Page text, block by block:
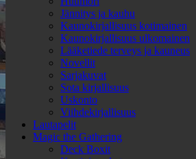
Jännitys ja kauhu
Kaunokirjallisuus kotimainen
Kaunokirjallisuus ulkomainen
Lääketiede terveys ja kauneus
Novellit
Sarjakuvat
Sota kirjallisuus
Uskonto
Viihdekirjallisuus
Lautapelit
Magic the Gathering
Deck Boxit